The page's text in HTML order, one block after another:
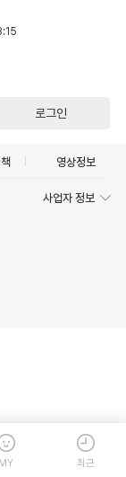
로그인
영상정보
사업자 정보
MY 최근